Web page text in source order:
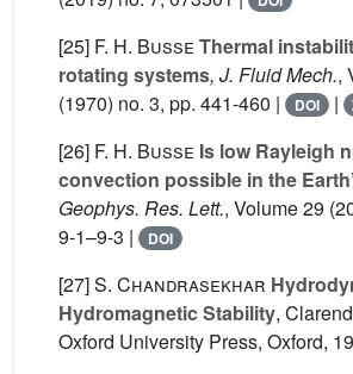
[25] F. H. Busse Thermal
rotating systems, J. Fluid Mech.,
(1970) no. 3, pp. 441-460 |
DOI |
[26] F. H. Busse Is low Rayleigh
convection possible in the
Geophys. Res. Lett., Volume 29
9-1–9-3 |
DOI
[27]S. Chandrasekhar
Hydromagnetic Stability,
Oxford University Press, Oxford,